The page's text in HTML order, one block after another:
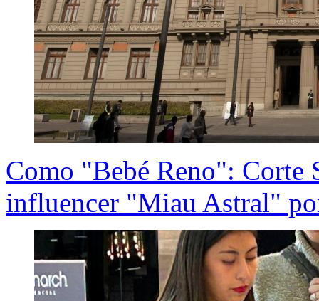
Como "Bebé Reno": Corte
influencer "Miau Astral"